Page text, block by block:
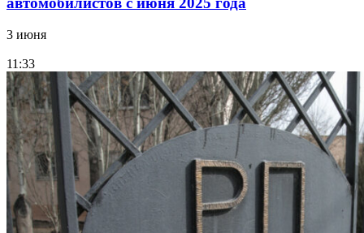
3 июня
11:33